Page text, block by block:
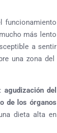
funcionamiento
más lento
a sentir
una zona del
agudización del
de los órganos
dieta alta en